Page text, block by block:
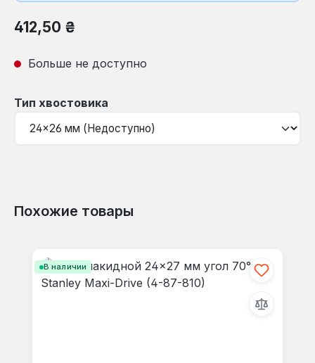
Обычная цена:
412,50 ₴
Больше не доступно
Выберите
Тип хвостовика
Похожие товары
В наличии